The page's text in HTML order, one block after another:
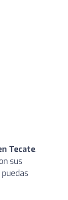
Tecate.
sus